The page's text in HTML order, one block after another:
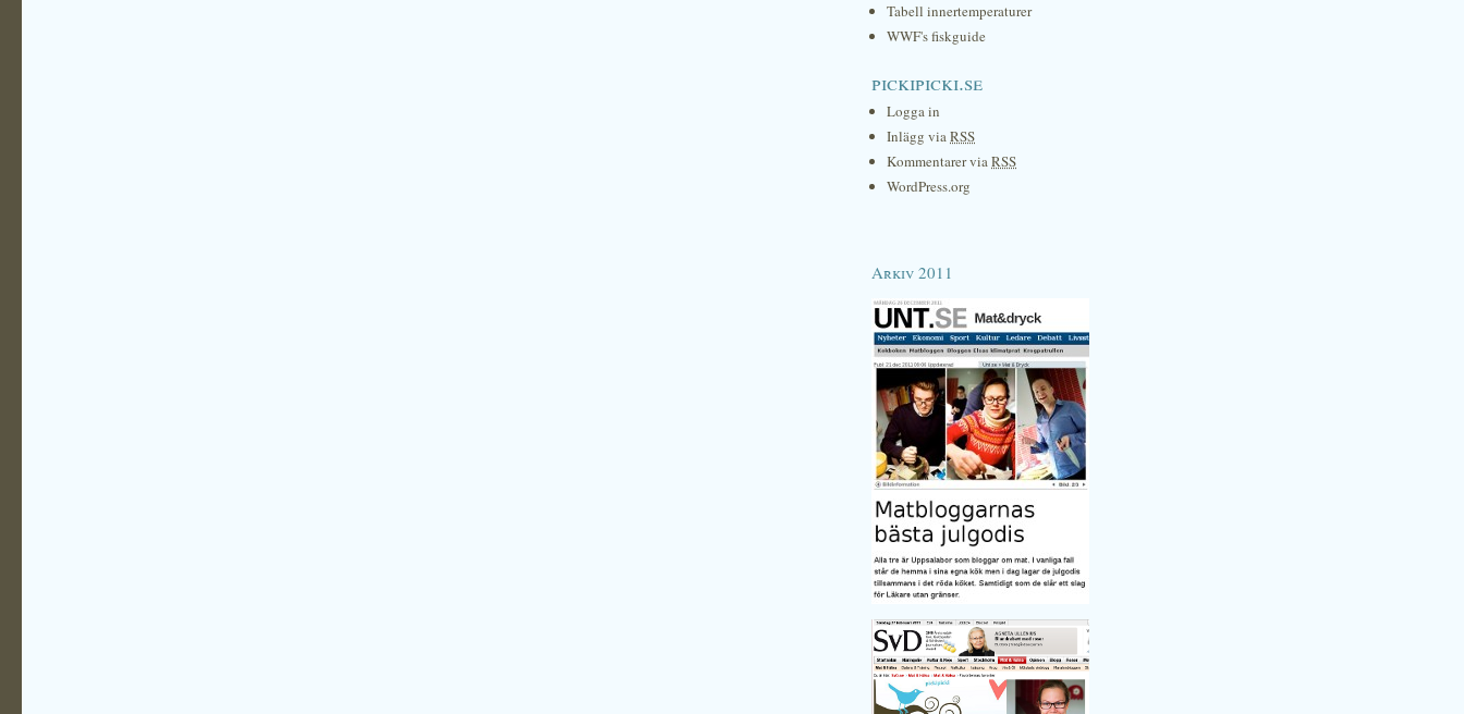
Tabell innertemperaturer
WWF's fiskguide
pickipicki.se
Logga in
Inlägg viaRSS
Kommentarer viaRSS
WordPress.org
Arkiv 2011